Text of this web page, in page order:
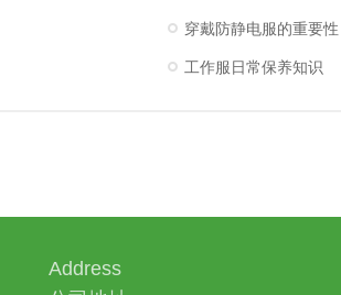
穿戴防静电服的重要性
工作服日常保养知识
Address